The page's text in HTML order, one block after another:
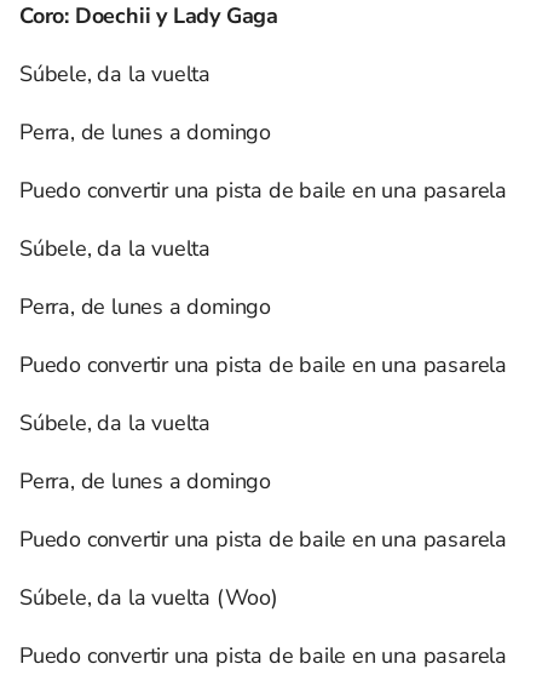
Coro: Doechii y Lady Gaga
Súbele, da la vuelta
Perra, de lunes a domingo
Puedo convertir una pista de baile en una pasarela
Súbele, da la vuelta
Perra, de lunes a domingo
Puedo convertir una pista de baile en una pasarela
Súbele, da la vuelta
Perra, de lunes a domingo
Puedo convertir una pista de baile en una pasarela
Súbele, da la vuelta (Woo)
Puedo convertir una pista de baile en una pasarela